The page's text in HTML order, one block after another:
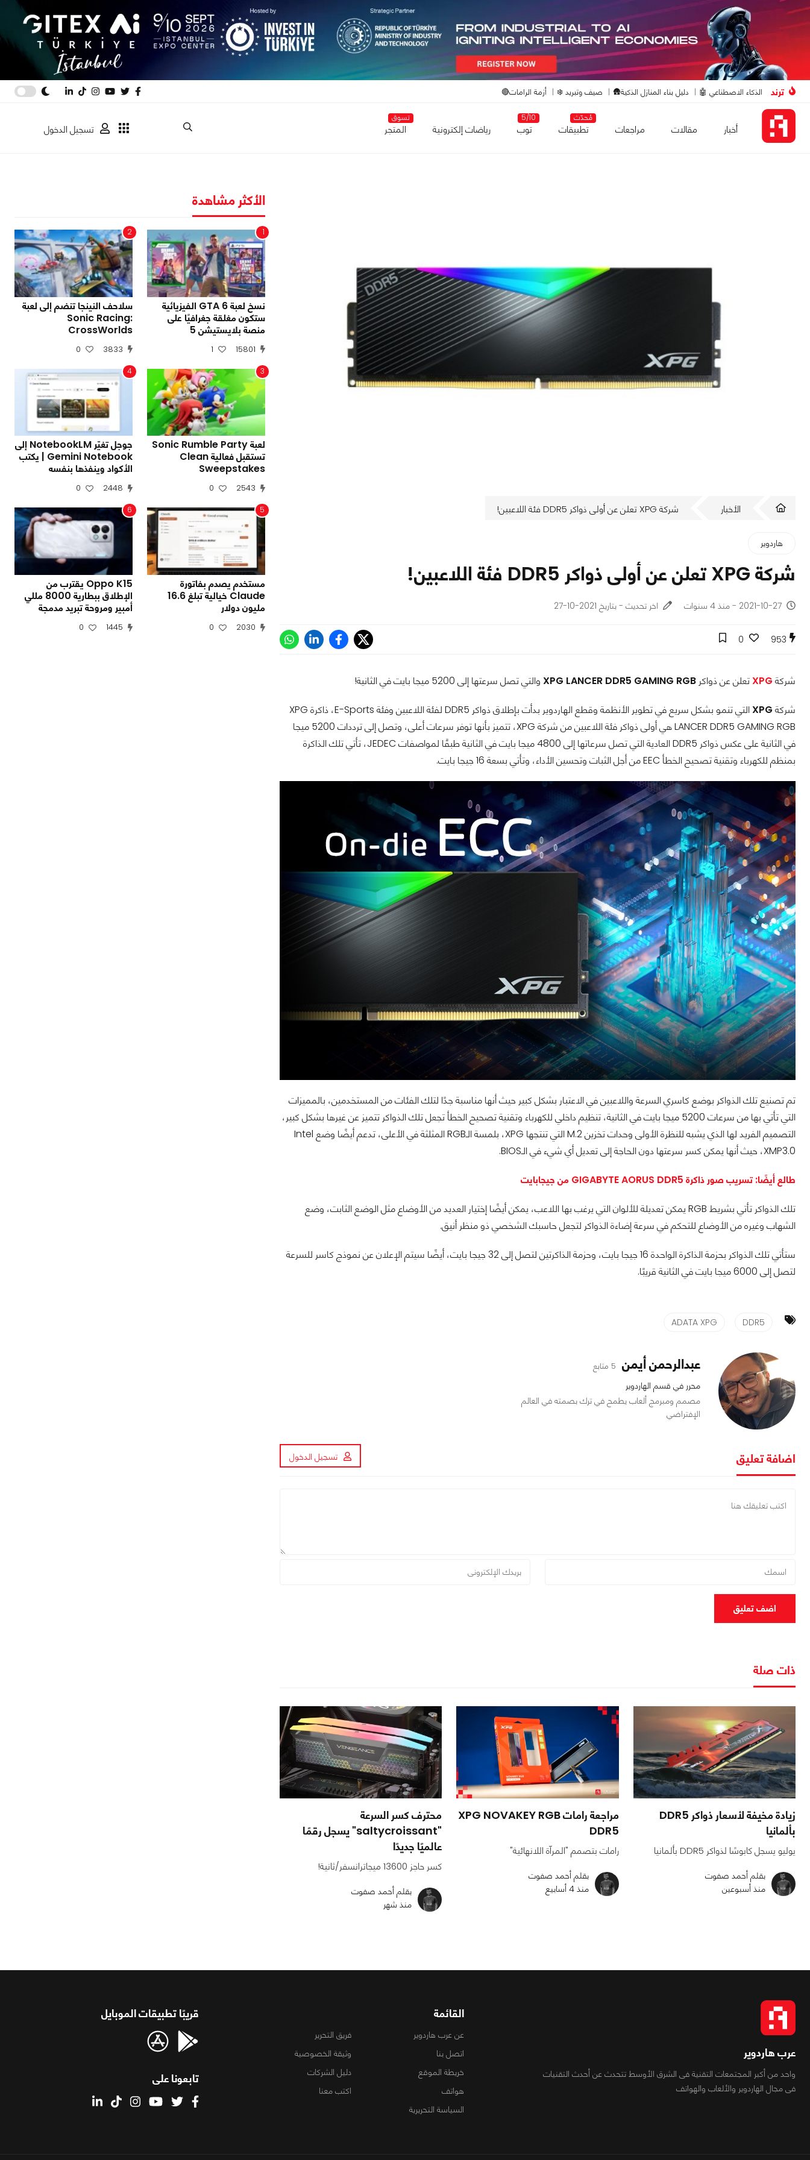
ترند الذكاء الاصطناعي 🤖 دليل بناء المنازل الذكية🛖 صيف وتبريد ❄️ أزمة الرامات🔴
أخبار مقالات مراجعات
مُحدّث
تطبيقات
5/10
توب رياضات إلكترونية
تسوق
المتجر تسجيل الدخول
الأخبار شركة XPG تعلن عن أولى ذواكر DDR5 فئة اللاعبين!
هاردوير
شركة XPG تعلن عن أولى ذواكر DDR5 فئة اللاعبين!
2021-10-27 - منذ 4 سنوات اخر تحديث - بتاريخ 2021-10-27
953
0
شركة XPGتعلن عن ذواكر XPG LANCER DDR5 GAMING RGB والتي تصل سرعتها إلى 5200 ميجا بايت في الثانية!
شركة XPG
التي تنمو بشكل سريع في تطوير الأنظمة وقطع الهاردوير بدأت بإطلاق ذواكر DDR5 لفئة اللاعبين وفئة E-Sports، ذاكرة XPG
LANCER DDR5 GAMING RGB هي أولى ذواكر فئة اللاعبين من شركة XPG، تتميز بأنها توفر سرعات أعلى، وتصل إلى ترددات 5200 ميجا
في الثانية على عكس ذواكر DDR5 العادية التي تصل سرعاتها إلى 4800 ميجا بايت في الثانية طبقًا لمواصفات JEDEC، تأتي تلك الذاكرة
بمنظم للكهرباء وتقنية تصحيح الخطأ EEC من أجل الثبات وتحسين الأداء، وتأتي بسعة 16 جيجا بايت.
تم تصنيع تلك الذواكر بوضع كاسري السرعة واللاعبين في الاعتبار بشكل كبير حيث أنها مناسبة جدًا لتلك الفئات من المستخدمين، بالمميزات
التي تأتي بها من سرعات 5200 ميجا بايت في الثانية، تنظيم داخلي للكهرباء وتقنية تصحيح الخطأ تجعل تلك الذواكر تتميز عن غيرها بشكل كبير،
التصميم الفريد لها الذي يشبه للنظرة الأولى وحدات تخزين M.2 التي تنتجها XPG، بلمسة الـRGB المثلثة في الأعلى، تدعم أيضًا وضع Intel
XMP3.0، حيث أنها يمكن كسر سرعتها دون الحاجة إلى تعديل أي شيء في الـBIOS.
طالع أيضًا: تسريب صور ذاكرة GIGABYTE AORUS DDR5 من جيجابايت
تلك الذواكر تأتي بشريط RGB يمكن تعديلة للألوان التي يرغب بها اللاعب، يمكن أيضًا إختيار العديد من الأوضاع مثل الوضع الثابت، وضع
الشهاب وغيره من الأوضاع للتحكم في سرعة إضاءة الذواكر لتجعل حاسبك الشخصي ذو منظر أنيق.
ستأتي تلك الذواكر بحزمة الذاكرة الواحدة 16 جيجا بايت، وحزمة الذاكرتين لتصل إلى 32 جيجا بايت، أيضًا سيتم الإعلان عن نموذج كاسر للسرعة
لتصل إلى 6000 ميجا بايت في الثانية قريبًا.
DDR5
ADATA XPG
عبدالرحمن أيمن 5 متابع
محرر في قسم الهاردوير
مصمم ومبرمج ألعاب يطمح في ترك بصمته في العالم
الإفتراضي
اضافة تعليق تسجيل الدخول
اضف تعليق
ذات صلة
زيادة مخيفة لأسعار ذواكر DDR5
بألمانيا
يوليو يسجل كابوسًا لذواكر DDR5 بألمانيا
بقلم أحمد صفوت
منذ أسبوعين
مراجعة رامات XPG NOVAKEY RGB
DDR5
رامات بتصمم "المرآة اللانهائية"
بقلم أحمد صفوت
منذ 4 أسابيع
محترف كسر السرعة
"saltycroissant" يسجل رقمًا
عالميًا جديدًا
كسر حاجز 13600 ميجاترانسفر/ثانية!
بقلم أحمد صفوت
منذ شهر
الأكثر مشاهدة
1
نسخ لعبة GTA 6 الفيزيائية
ستكون مغلقة جغرافيًا على
منصة بلايستيشن 5
15801
1
2
سلاحف النينجا تنضم إلى لعبة
Sonic Racing:
CrossWorlds
3833
0
3
لعبة Sonic Rumble Party
تستقبل فعالية Clean
Sweepstakes
2543
0
4
جوجل تغيّر NotebookLM إلى
Gemini Notebook | يكتب
الأكواد وينفذها بنفسه
2448
0
5
مستخدم يصدم بفاتورة
Claude خيالية تبلغ 16.6
مليون دولار
2030
0
6
Oppo K15 يقترب من
الإطلاق ببطارية 8000 مللي
أمبير ومروحة تبريد مدمجة
1445
0
عرب هاردوير
واحد من أكبر المجتمعات التقنية فى الشرق الأوسط تتحدث عن أحدث التقنيات
فى مجال الهاردوير والألعاب والهواتف
القائمة
عن عرب هاردوير
فريق التحرير
اتصل بنا
وثيقة الخصوصية
خريطة الموقع
دليل الشركات
هواتف
اكتب معنا
السياسة التحريرية
قريبًا تطبيقات الموبايل
تابعونا على